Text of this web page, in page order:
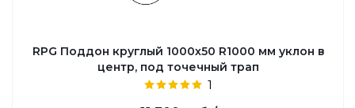
RPG Поддон круглый 1000х50 R1000 мм уклон в
центр, под точечный трап
1